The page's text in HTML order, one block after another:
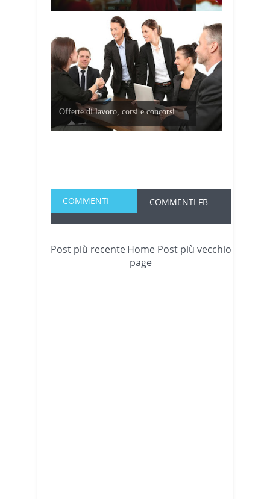
Offerte di lavoro, corsi e concorsi...
COMMENTI COMMENTI FB
Post più recente Post più vecchio
Home
page